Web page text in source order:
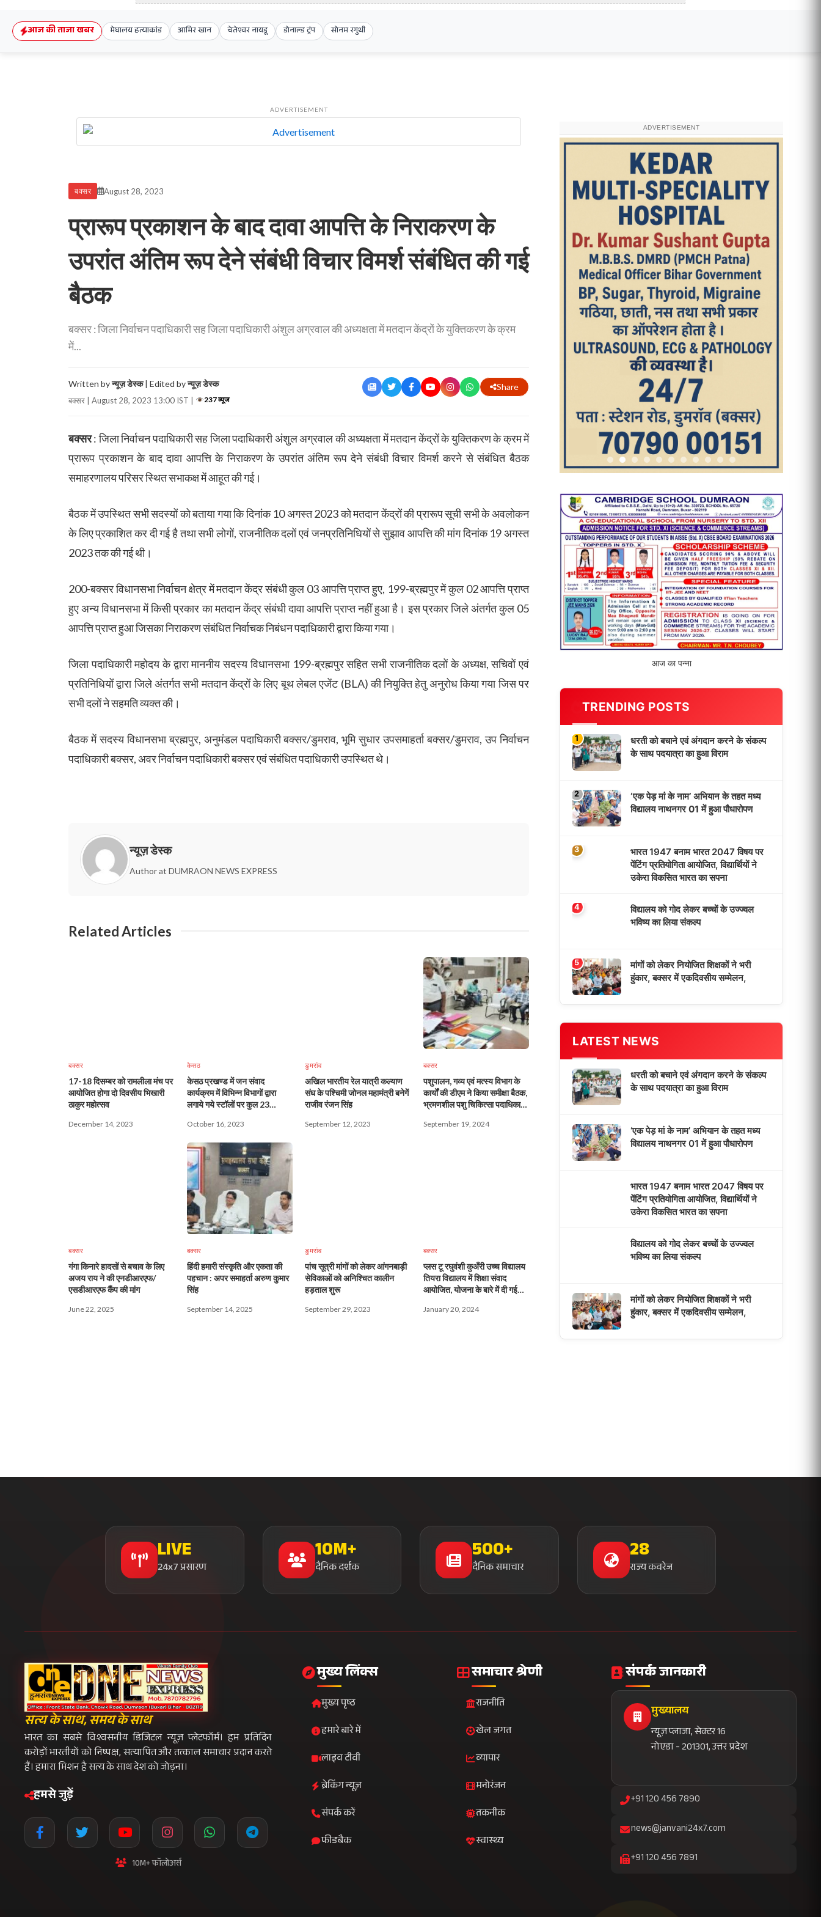
आज की ताजा खबर मेघालय हत्याकांड आमिर खान चेतेश्वर नायडू डोनाल्ड ट्रंप सोनम रगुथी
ADVERTISEMENT
बक्सर August 28, 2023
प्रारूप प्रकाशन के बाद दावा आपत्ति के निराकरण के
उपरांत अंतिम रूप देने संबंधी विचार विमर्श संबंधित की गई
बैठक
बक्सर : जिला निर्वाचन पदाधिकारी सह जिला पदाधिकारी अंशुल अग्रवाल की अध्यक्षता में मतदान केंद्रों के युक्तिकरण के क्रम
में...
Written byन्यूज़ डेस्क| Edited byन्यूज़ डेस्क
बक्सर | August 28, 2023 13:00 IST | 237 व्यूज
Share
बक्सर: जिला निर्वाचन पदाधिकारी सह जिला पदाधिकारी अंशुल अग्रवाल की अध्यक्षता में मतदान केंद्रों के युक्तिकरण के क्रम में
प्रारूप प्रकाशन के बाद दावा आपत्ति के निराकरण के उपरांत अंतिम रूप देने संबंधी विचार विमर्श करने से संबंधित बैठक
समाहरणालय परिसर स्थित सभाकक्ष में आहूत की गई।
बैठक में उपस्थित सभी सदस्यों को बताया गया कि दिनांक 10 अगस्त 2023 को मतदान केंद्रों की प्रारूप सूची सभी के अवलोकन
के लिए प्रकाशित कर दी गई है तथा सभी लोगों, राजनीतिक दलों एवं जनप्रतिनिधियों से सुझाव आपत्ति की मांग दिनांक 19 अगस्त
2023 तक की गई थी।
200-बक्सर विधानसभा निर्वाचन क्षेत्र में मतदान केंद्र संबंधी कुल 03 आपत्ति प्राप्त हुए, 199-ब्रह्मपुर में कुल 02 आपत्ति प्राप्त
हुए अन्य विधानसभा में किसी प्रकार का मतदान केंद्र संबंधी दावा आपत्ति प्राप्त नहीं हुआ है। इस प्रकार जिले अंतर्गत कुल 05
आपत्ति प्राप्त हुआ जिसका निराकरण संबंधित निर्वाचक निबंधन पदाधिकारी द्वारा किया गया।
जिला पदाधिकारी महोदय के द्वारा माननीय सदस्य विधानसभा 199-ब्रह्मपुर सहित सभी राजनीतिक दलों के अध्यक्ष, सचिवों एवं
प्रतिनिधियों द्वारा जिले अंतर्गत सभी मतदान केंद्रों के लिए बूथ लेबल एजेंट (BLA) की नियुक्ति हेतु अनुरोध किया गया जिस पर
सभी दलों ने सहमति व्यक्त की।
बैठक में सदस्य विधानसभा ब्रह्मपुर, अनुमंडल पदाधिकारी बक्सर/डुमराव, भूमि सुधार उपसमाहर्ता बक्सर/डुमराव, उप निर्वाचन
पदाधिकारी बक्सर, अवर निर्वाचन पदाधिकारी बक्सर एवं संबंधित पदाधिकारी उपस्थित थे।
न्यूज़ डेस्क
Author at DUMRAON NEWS EXPRESS
Related Articles
बक्सर
17-18 दिसम्बर को रामलीला मंच पर
आयोजित होगा दो दिवसीय भिखारी
ठाकुर महोत्सव
December 14, 2023
केसठ
केसठ प्रखण्ड में जन संवाद
कार्यक्रम में विभिन्न विभागों द्वारा
लगाये गये स्टॉलों पर कुल 23
October 16, 2023
डुमरांव
अखिल भारतीय रेल यात्री कल्याण
संघ के पश्चिमी जोनल महामंत्री बनेगें
राजीव रंजन सिंह
September 12, 2023
बक्सर
पशुपालन, गव्य एवं मत्स्य विभाग के
कार्यों की डीएम ने किया समीक्षा बैठक,
भ्रमणशील पशु चिकित्सा पदाधिकारी
September 19, 2024
बक्सर
गंगा किनारे हादसों से बचाव के लिए
अजय राय ने की एनडीआरएफ/
एसडीआरएफ कैंप की मांग
June 22, 2025
बक्सर
हिंदी हमारी संस्कृति और एकता की
पहचान : अपर समाहर्ता अरुण कुमार
सिंह
September 14, 2025
डुमरांव
पांच सूत्री मांगों को लेकर आंगनबाड़ी
सेविकाओं को अनिश्चित कालीन
हड़ताल शुरू
September 29, 2023
बक्सर
प्लस टू रघुवंशी कुअँरी उच्च विद्यालय
तियरा विद्यालय में शिक्षा संवाद
आयोजित, योजना के बारे में दी गई
January 20, 2024
ADVERTISEMENT
आज का पन्ना
TRENDING POSTS
धरती को बचाने एवं अंगदान करने के संकल्प
के साथ पदयात्रा का हुआ विराम
2
‘एक पेड़ मां के नाम’ अभियान के तहत मध्य
विद्यालय नाथनगर 01 में हुआ पौधारोपण
3
भारत 1947 बनाम भारत 2047 विषय पर
पेंटिंग प्रतियोगिता आयोजित, विद्यार्थियों ने
उकेरा विकसित भारत का सपना
विद्यालय को गोद लेकर बच्चों के उज्ज्वल
मांगों को लेकर नियोजित शिक्षकों ने भरी
हुंकार, बक्सर में एकदिवसीय सम्मेलन,
LATEST NEWS
‘एक पेड़ मां के नाम’ अभियान के तहत मध्य
उकेरा विकसित भारत का सपना
भविष्य का लिया संकल्प
मांगों को लेकर नियोजित शिक्षकों ने भरी
हुंकार, बक्सर में एकदिवसीय सम्मेलन,
LIVE
24x7 प्रसारण
10M+
दैनिक दर्शक
500+
दैनिक समाचार
28
राज्य कवरेज
सत्य के साथ, समय के साथ
भारत का सबसे विश्वसनीय डिजिटल न्यूज़ प्लेटफॉर्म। हम प्रतिदिन
करोड़ों भारतीयों को निष्पक्ष, सत्यापित और तत्काल समाचार प्रदान करते
हैं। हमारा मिशन है सत्य के साथ देश को जोड़ना।
हमसे जुड़ें
10M+ फॉलोअर्स
मुख्य लिंक्स
मुख्य पृष्ठ
हमारे बारे में
लाइव टीवी
ब्रेकिंग न्यूज़
संपर्क करें
फीडबैक
समाचार श्रेणी
राजनीति
खेल जगत
व्यापार
मनोरंजन
तकनीक
स्वास्थ्य
संपर्क जानकारी
मुख्यालय
न्यूज़ प्लाजा, सेक्टर 16
नोएडा - 201301, उत्तर प्रदेश
+91 120 456 7890
news@janvani24x7.com
+91 120 456 7891